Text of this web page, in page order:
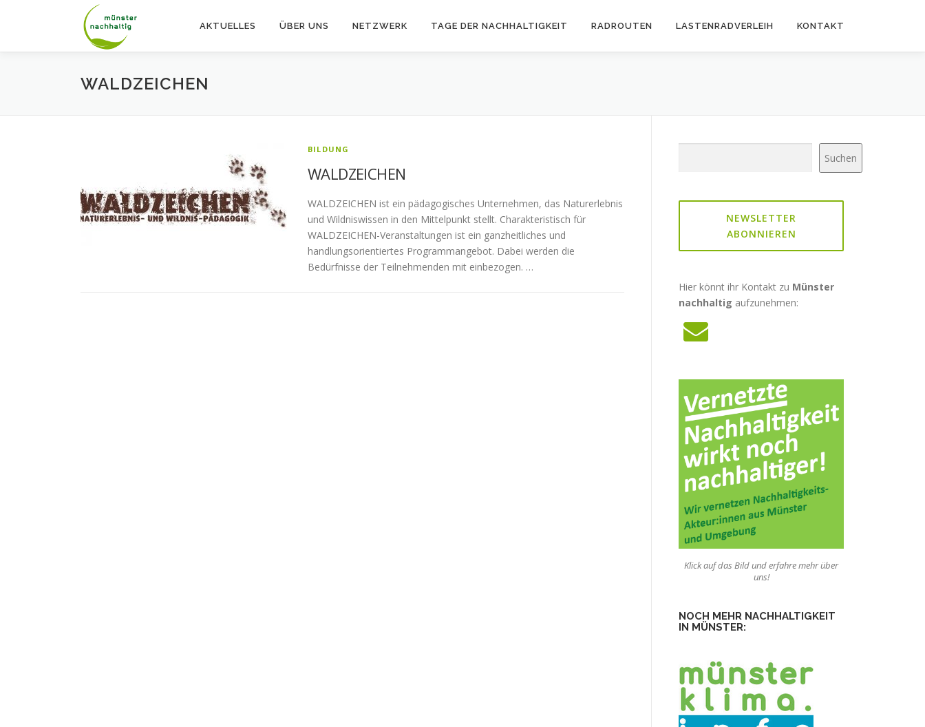
AKTUELLES ÜBER UNS NETZWERK TAGE DER NACHHALTIGKEIT RADROUTEN LASTENRADVERLEIH KONTAKT
WALDZEICHEN
BILDUNG
WALDZEICHEN
WALDZEICHEN ist ein pädagogisches Unternehmen, das Naturerlebnis
und Wildniswissen in den Mittelpunkt stellt. Charakteristisch für
WALDZEICHEN-Veranstaltungen ist ein ganzheitliches und
handlungsorientiertes Programmangebot. Dabei werden die
Bedürfnisse der Teilnehmenden mit einbezogen. …
Suchen
NEWSLETTER
ABONNIEREN
Hier könnt ihr Kontakt zu Münster
nachhaltig aufzunehmen:
Klick auf das Bild und erfahre mehr über
uns!
NOCH MEHR NACHHALTIGKEIT
IN MÜNSTER: